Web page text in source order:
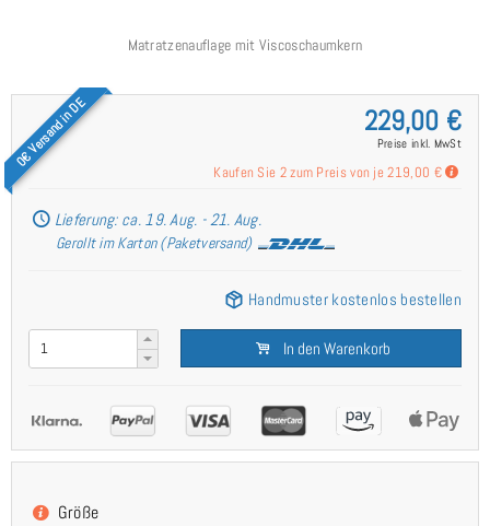
Matratzenauflage mit Viscoschaumkern
0€ Versand in DE 229,00 €
Preise inkl. MwSt
Kaufen Sie 2 zum Preis von je219,00 €
Lieferung: ca. 19. Aug. - 21. Aug.
Gerollt im Karton (Paketversand)
Handmuster kostenlos bestellen
In den Warenkorb
Größe